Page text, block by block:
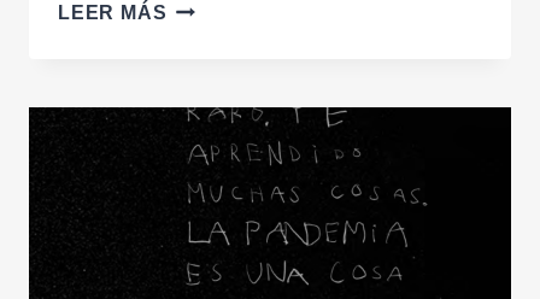
LEER MÁS TIEMPO